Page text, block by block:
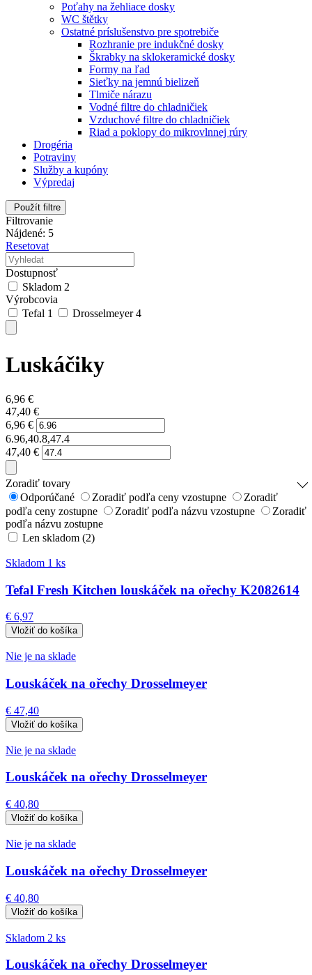
Poťahy na žehliace dosky
WC štětky
Ostatné príslušenstvo pre spotrebiče
Rozhranie pre indukčné dosky
Škrabky na sklokeramické dosky
Formy na ľad
Sieťky na jemnú bielizeň
Tlmiče nárazu
Vodné filtre do chladničiek
Vzduchové filtre do chladničiek
Riad a poklopy do mikrovlnnej rúry
Drogéria
Potraviny
Služby a kupóny
Výpredaj
Použít filtre
Filtrovanie
Nájdené: 5
Resetovat
Dostupnosť
Skladom 2
Výrobcovia
Tefal 1 Drosselmeyer 4
Luskáčiky
6,96 €
47,40 €
6,96 €
6.96,40.8,47.4
47,40 €
Zoradiť tovary
Odporúčané
Zoradiť podľa ceny vzostupne
Zoradiť
podľa ceny zostupne
Zoradiť podľa názvu vzostupne
Zoradiť
podľa názvu zostupne
Len skladom (2)
Skladom 1 ks
Tefal Fresh Kitchen louskáček na ořechy K2082614
€ 6,97
Nie je na sklade
Louskáček na ořechy Drosselmeyer
€ 47,40
Nie je na sklade
Louskáček na ořechy Drosselmeyer
€ 40,80
Nie je na sklade
Louskáček na ořechy Drosselmeyer
€ 40,80
Skladom 2 ks
Louskáček na ořechy Drosselmeyer